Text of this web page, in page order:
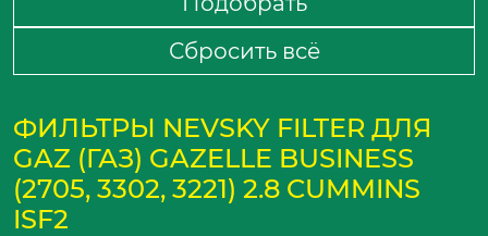
Сбросить всё
ФИЛЬТРЫ NEVSKY FILTER ДЛЯ
GAZ (ГАЗ) GAZELLE BUSINESS
(2705, 3302, 3221) 2.8 CUMMINS
ISF2